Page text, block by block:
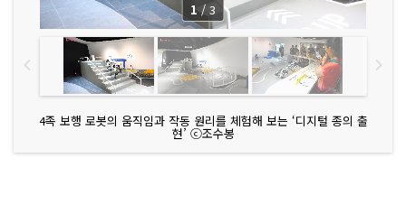
4족 보행 로봇의 움직임과 작동 원리를 체험해 보는 ‘디지털 종의 출
현’ ⓒ조수봉
1 / 3